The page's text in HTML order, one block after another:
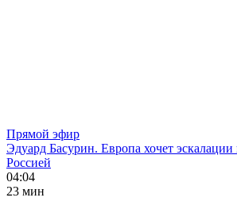
Прямой эфир
Эдуард Басурин. Европа хочет
Россией
04:04
23 мин